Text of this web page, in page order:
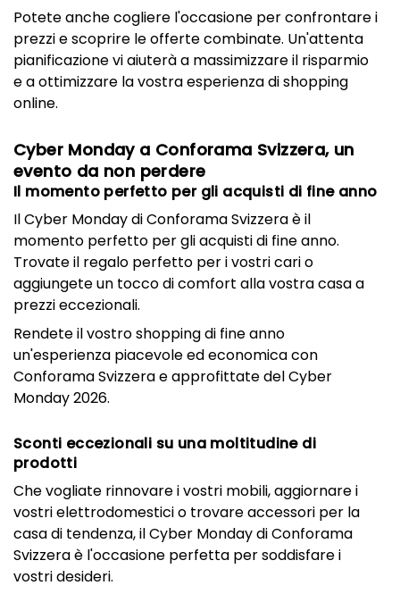
Potete anche cogliere l'occasione per confrontare i
prezzi e scoprire le offerte combinate. Un'attenta
pianificazione vi aiuterà a massimizzare il risparmio
e a ottimizzare la vostra esperienza di shopping
online.
Cyber Monday a Conforama Svizzera, un
evento da non perdere
Il momento perfetto per gli acquisti di fine anno
Il Cyber Monday di Conforama Svizzera è il
momento perfetto per gli acquisti di fine anno.
Trovate il regalo perfetto per i vostri cari o
aggiungete un tocco di comfort alla vostra casa a
prezzi eccezionali.
Rendete il vostro shopping di fine anno
un'esperienza piacevole ed economica con
Conforama Svizzera e approfittate del Cyber
Monday 2026.
Sconti eccezionali su una moltitudine di
prodotti
Che vogliate rinnovare i vostri mobili, aggiornare i
vostri elettrodomestici o trovare accessori per la
casa di tendenza, il Cyber Monday di Conforama
Svizzera è l'occasione perfetta per soddisfare i
vostri desideri.